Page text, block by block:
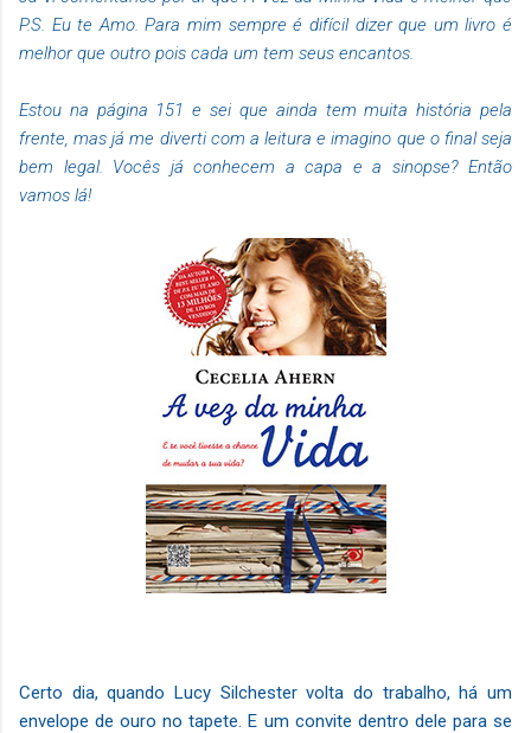
P.S. Eu te Amo. Para mim sempre é difícil dizer que um livro é
melhor que outro pois cada um tem seus encantos.
Estou na página 151 e sei que ainda tem muita história pela
frente, mas já me diverti com a leitura e imagino que o final seja
bem legal. Vocês já conhecem a capa e a sinopse? Então
vamos lá!
Certo dia, quando Lucy Silchester volta do trabalho, há um
envelope de ouro no tapete. E um convite dentro dele para se